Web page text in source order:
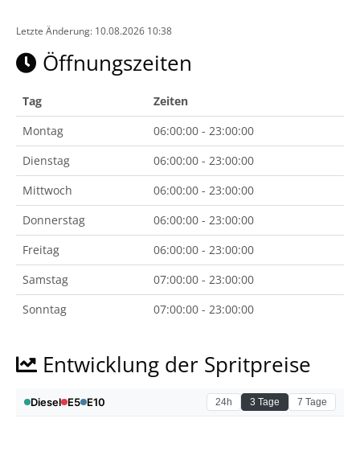
Letzte Änderung: 10.08.2026 10:38
Öffnungszeiten
Tag
Zeiten
Montag
06:00:00 - 23:00:00
Dienstag
06:00:00 - 23:00:00
Mittwoch
06:00:00 - 23:00:00
Donnerstag
06:00:00 - 23:00:00
Freitag
06:00:00 - 23:00:00
Samstag
07:00:00 - 23:00:00
Sonntag
07:00:00 - 23:00:00
Entwicklung der Spritpreise